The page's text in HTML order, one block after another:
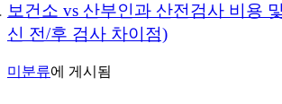
보건소 vs 산부인과 산전검사 비용
신 전/후 검사 차이점)
미분류에 게시됨